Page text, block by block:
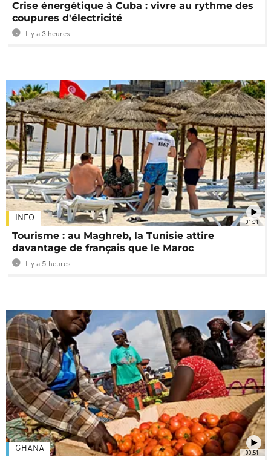
Crise énergétique à Cuba : vivre au rythme des
coupures d'électricité
Il y a 3 heures
01:01
INFO
Tourisme : au Maghreb, la Tunisie attire
davantage de français que le Maroc
Il y a 5 heures
00:51
GHANA